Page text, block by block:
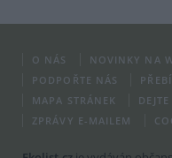
O NÁS NOVINKY NA
PODPOŘTE NÁS
MAPA STRÁNEK
ZPRÁVY E-MAILEM